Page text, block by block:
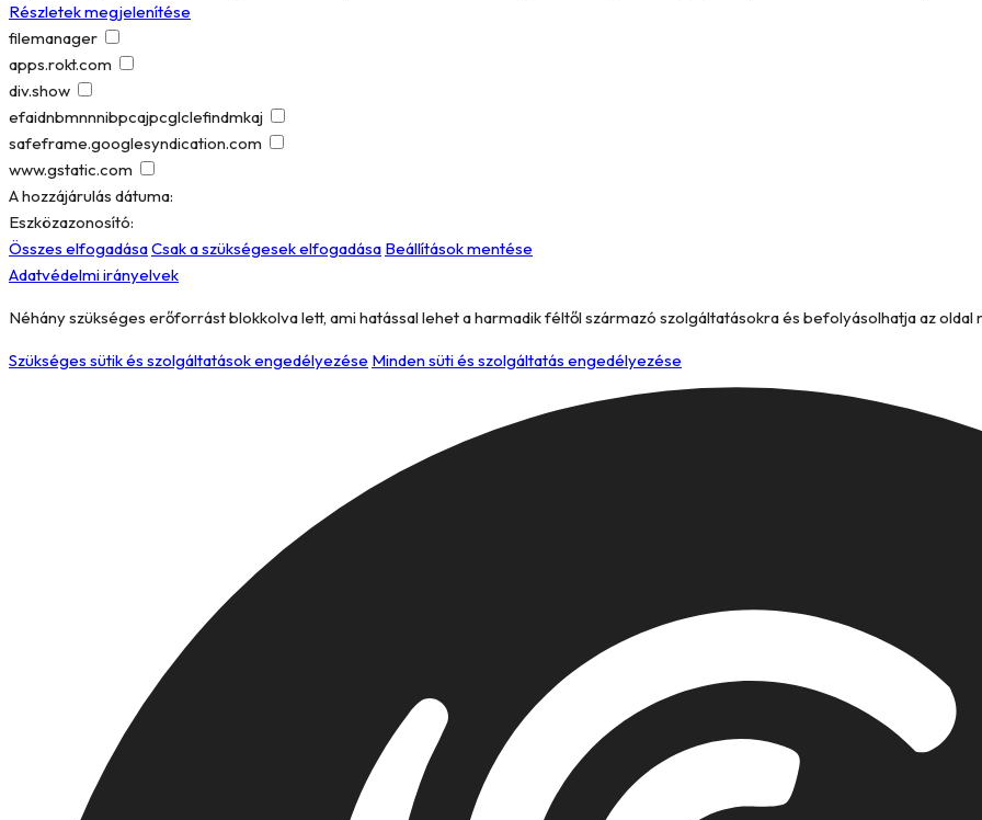
Részletek megjelenítése
filemanager
apps.rokt.com
div.show
efaidnbmnnnibpcajpcglclefindmkaj
safeframe.googlesyndication.com
www.gstatic.com
A hozzájárulás dátuma:
Eszközazonosító:
Összes elfogadásaCsak a szükségesek elfogadása Beállítások mentése
Adatvédelmi irányelvek
Néhány szükséges erőforrást blokkolva lett, ami hatással lehet a harmadik féltől származó szolgáltatásokra és befolyásolhatja az oldal
Szükséges sütik és szolgáltatások engedélyezése Minden süti és szolgáltatás engedélyezése